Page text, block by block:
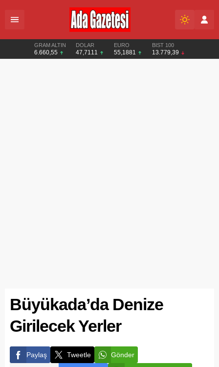
GRAM ALTIN
6.660,55
DOLAR
47,7111
EURO
55,1881
BIST 100
13.779,39
Büyükada’da Denize
Girilecek Yerler
Paylaş Tweetle Gönder